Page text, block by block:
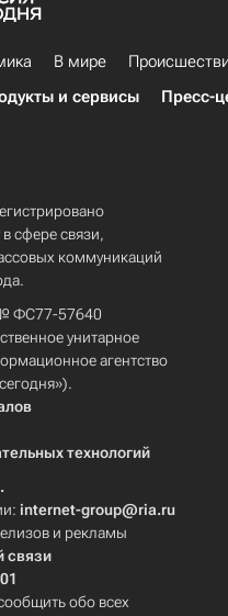
В мире
и сервисы Пресс-
сфере связи,
коммуникаций
№ ФС77-57640
унитарное
агентство
технологий
internet-group@ria.ru
и рекламы
связи
обо всех